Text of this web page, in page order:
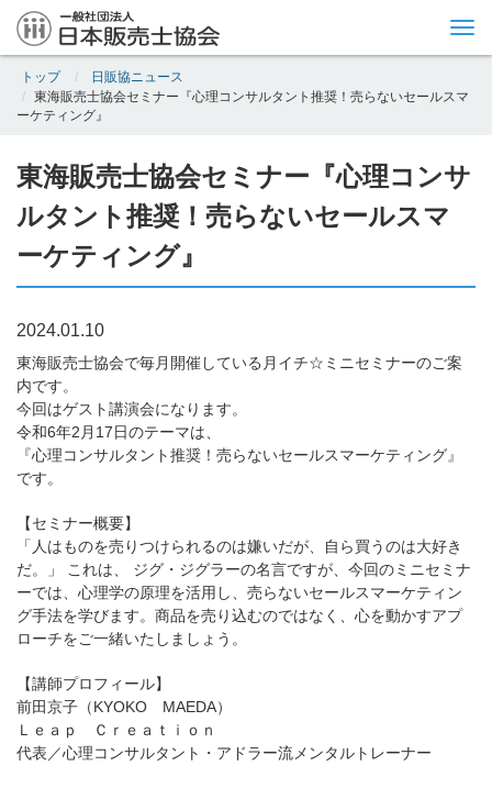
トップ
日販協ニュース
東海販売士協会セミナー『心理コンサルタント推奨！売らないセールスマ
ーケティング』
東海販売士協会セミナー『心理コンサ
ルタント推奨！売らないセールスマ
ーケティング』
2024.01.10
東海販売士協会で毎月開催している月イチ☆ミニセミナーのご案
内です。
今回はゲスト講演会になります。
令和6年2月17日のテーマは、
『心理コンサルタント推奨！売らないセールスマーケティング』
です。
【セミナー概要】
「人はものを売りつけられるのは嫌いだが、自ら買うのは大好き
だ。」 これは、 ジグ・ジグラーの名言ですが、今回のミニセミナ
ーでは、心理学の原理を活用し、売らないセールスマーケティン
グ手法を学びます。商品を売り込むのではなく、心を動かすアプ
ローチをご一緒いたしましょう。
【講師プロフィール】
前田京子（KYOKO MAEDA）
Ｌｅａｐ Ｃｒｅａｔｉｏｎ
代表／心理コンサルタント・アドラー流メンタルトレーナー